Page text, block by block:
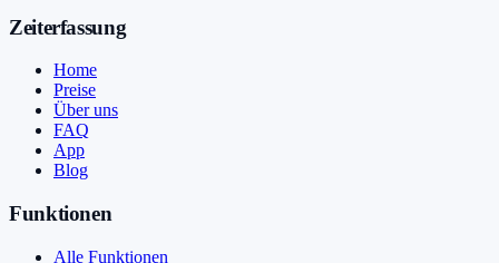
Zeiterfassung
Home
Preise
Über uns
FAQ
App
Blog
Funktionen
Alle Funktionen